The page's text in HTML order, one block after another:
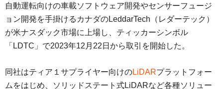
自動運転向けの車載ソフトウェア開発やセンサーフュージ
ョン開発を手掛けるカナダのLeddarTech（レダーテック）
が米ナスダック市場に上場し、ティッカーシンボル
「LDTC」で2023年12月22日から取引を開始した。
同社はティア１サプライヤー向けのLiDARプラットフォー
ムをはじめ、ソリッドステート式LiDARなど各種ソリュー